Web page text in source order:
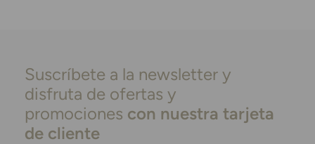
Suscríbete a la newsletter y
disfruta de ofertas y
promociones con nuestra tarjeta
de cliente